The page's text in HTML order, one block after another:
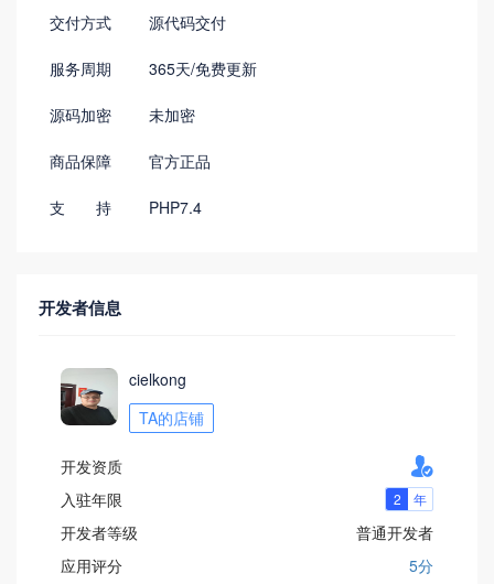
交付方式 源代码交付
服务周期 365天/免费更新
源码加密 未加密
商品保障 官方正品
支 持 PHP7.4
开发者信息
cielkong
TA的店铺
开发资质 
入驻年限
开发者等级
普通开发者
应用评分
5分